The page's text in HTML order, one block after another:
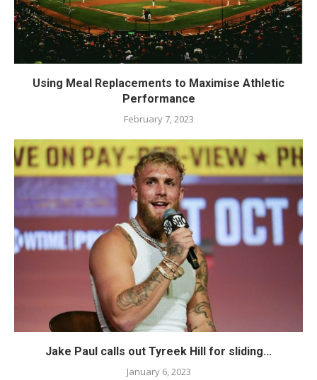
Using Meal Replacements to Maximise Athletic
Performance
February 7, 2023
Jake Paul calls out Tyreek Hill for sliding...
January 6, 2023